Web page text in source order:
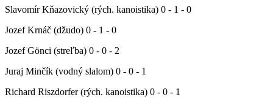
Slavomír Kňazovický (rých. kanoistika) 0 - 1 - 0
Jozef Krnáč (džudo) 0 - 1 - 0
Jozef Gönci (streľba) 0 - 0 - 2
Juraj Minčík (vodný slalom) 0 - 0 - 1
Richard Riszdorfer (rých. kanoistika) 0 - 0 - 1